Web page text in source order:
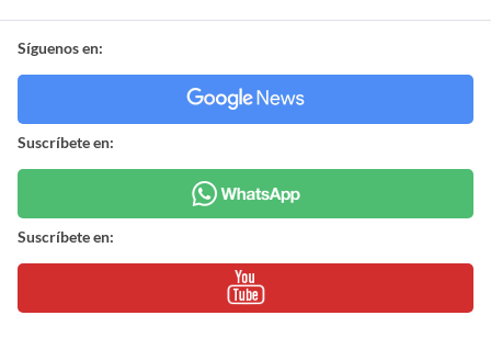
Síguenos en:
Suscríbete en:
Suscríbete en: